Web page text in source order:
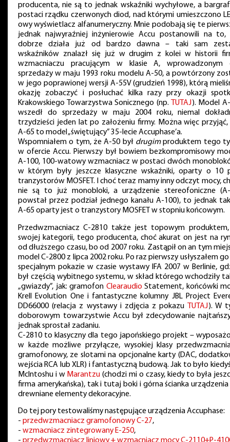
producenta, nie są to jednak wskaźniki wychyłowe, a
postaci rządku czerwonych diod, nad którymi umieszczono
owy wyświetlacz alfanumeryczny. Mnie podobają się te
jednak najwyraźniej inżynierowie Accu postanowili na to,
dobrze działa już od bardzo dawna – taki sam
wskaźników znalazł się już w drugim z kolei w historii
wzmacniaczu pracującym w klasie A, wprowadzonym
sprzedaży w maju 1993 roku modelu A-50, a powtórzony
w jego poprawionej wersji A-55V (grudzień 1998), którą
okazję zobaczyć i posłuchać kilka razy przy okazji
Krakowskiego Towarzystwa Sonicznego (np.
TUTAJ). Model
wszedł do sprzedaży w maju 2004 roku, niemal
trzydzieści jeden lat po założeniu firmy. Można więc przyjąć,
A-65 to model „świętujący” 35-lecie Accuphase’a.
Wspomniałem o tym, że A-50 był drugimproduktem tego
w ofercie Accu. Pierwszy był bowiem bezkompromisowy
A-100, 100-watowy wzmacniacz w postaci dwóch
w którym były jeszcze klasyczne wskaźniki, oparty o 10
tranzystorów MOSFET. I choć teraz mamy inny odczyt mocy,
nie są to już monobloki, a urządzenie stereofoniczne
powstał przez podział jednego kanału A-100), to jednak
A-65 oparty jest o tranzystory MOSFET w stopniu końcowym.
Przedwzmacniacz C-2810 także jest topowym
swojej kategorii, tego producenta, choć akurat on jest na
od dłuższego czasu, bo od 2007 roku. Zastąpił on an tym
model C-2800 z lipca 2002 roku. Po raz pierwszy usłyszałem
specjalnym pokazie w czasie wystawy IFA 2007 w Berlinie,
był częścią wybitnego systemu, w skład którego wchodziły
„gwiazdy”, jak: gramofon Clearaudio Statement, końcówki
Krell Evolution One i fantastyczne kolumny JBL Project
DD66000 (relacja z wystawy i zdjęcia z pokazu
TUTAJ). W
doborowym towarzystwie Accu był zdecydowanie
jednak sprostał zadaniu.
C-2810 to klasyczny dla tego japońskiego projekt –
w każde możliwe przyłącze, wysokiej klasy
gramofonowy, ze slotami na opcjonalne karty (DAC,
wejścia RCA lub XLR) i fantastyczną budową. Jak to było
McIntoshu i w Marantzu (chodzi mi o czasy, kiedy to była
firma amerykańska), tak i tutaj boki i górna ścianka
drewniane elementy dekoracyjne.
Do tej pory testowaliśmy następujące urządzenia Accuphase:
- przedwzmacniacz gramofonowy C-27,
- wzmacniacz zintegrowany E-250,